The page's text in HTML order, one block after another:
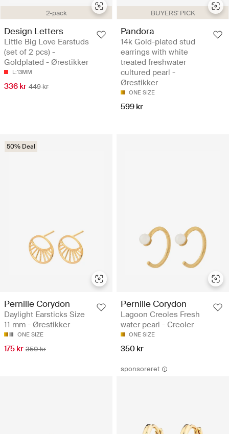
2-pack
Design Letters
Little Big Love Earstuds
(set of 2 pcs) -
Goldplated - Ørestikker
L:13MM
336 kr 449 kr
BUYERS' PICK
Pandora
14k Gold-plated stud
earrings with white
treated freshwater
cultured pearl -
Ørestikker
ONE SIZE
599 kr
50% Deal
Pernille Corydon
Daylight Earsticks Size
11 mm - Ørestikker
ONE SIZE
175 kr 350 kr
Pernille Corydon
Lagoon Creoles Fresh
water pearl - Creoler
ONE SIZE
350 kr
sponsoreret